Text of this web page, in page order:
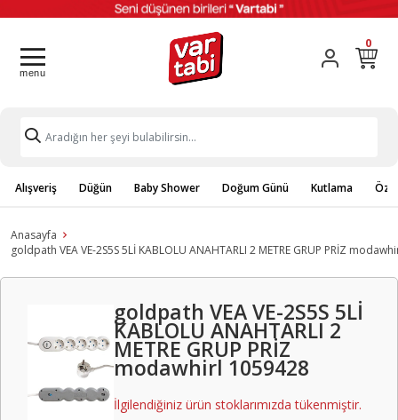
0
Alışveriş Düğün Baby Shower Doğum Günü Kutlama
Anasayfa
goldpath VEA VE-2S5S 5Lİ KABLOLU ANAHTARLI 2 METRE GRUP PRİZ
goldpath VEA VE-2S5S 5Lİ
KABLOLU ANAHTARLI 2
METRE GRUP PRİZ
modawhirl 1059428
İlgilendiğiniz ürün stoklarımızda tükenmiştir.